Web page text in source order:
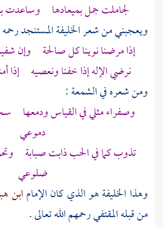
لجاملت جمل بميعادها وساعدت
ويعجبني من شعر الخليفة المستنجد رحمه
إذا مرضنا نوينا كل صالحة وإن
نرضي الإله إذا خفنا ونعصيه إذا
ومن شعره في الشمعة :
وصفراء مثلي في القياس ودمعها
دموعي
تذوب كما في الحب ذابت صبابة
ضلوعي
وهذا الخليفة هو الذي كان الإمامابن
من قبلهالمقتفيرحمهم الله تعالى .